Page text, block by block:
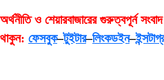
অর্থনীতি ও শেয়ারবাজারের গুরুত্বপূর্ন
থাকুন: ফেসবুক–টুইটার–লিংকডইন–